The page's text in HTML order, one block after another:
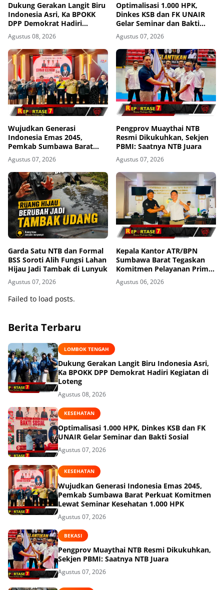
Dukung Gerakan Langit Biru
Indonesia Asri, Ka BPOKK
DPP Demokrat Hadiri
Kegiatan di Loteng
Agustus 08, 2026
Optimalisasi 1.000 HPK,
Dinkes KSB dan FK UNAIR
Gelar Seminar dan Bakti
Sosial
Agustus 07, 2026
Wujudkan Generasi
Indonesia Emas 2045,
Pemkab Sumbawa Barat
Perkuat Komitmen Lewat
Seminar Kesehatan 1.000
HPK
Agustus 07, 2026
Pengprov Muaythai NTB
Resmi Dikukuhkan, Sekjen
PBMI: Saatnya NTB Juara
Agustus 07, 2026
Garda Satu NTB dan Formal
BSS Soroti Alih Fungsi Lahan
Hijau Jadi Tambak di Lunyuk
Agustus 07, 2026
Kepala Kantor ATR/BPN
Sumbawa Barat Tegaskan
Komitmen Pelayanan Prima
dan Buka Pintu Pengaduan
Masyarakat
Agustus 06, 2026
Failed to load posts.
Berita Terbaru
LOMBOK TENGAH
Dukung Gerakan Langit Biru Indonesia Asri,
Ka BPOKK DPP Demokrat Hadiri Kegiatan di
Loteng
Agustus 08, 2026
KESEHATAN
Optimalisasi 1.000 HPK, Dinkes KSB dan FK
UNAIR Gelar Seminar dan Bakti Sosial
Agustus 07, 2026
KESEHATAN
Wujudkan Generasi Indonesia Emas 2045,
Pemkab Sumbawa Barat Perkuat Komitmen
Lewat Seminar Kesehatan 1.000 HPK
Agustus 07, 2026
BEKASI
Pengprov Muaythai NTB Resmi Dikukuhkan,
Sekjen PBMI: Saatnya NTB Juara
Agustus 07, 2026